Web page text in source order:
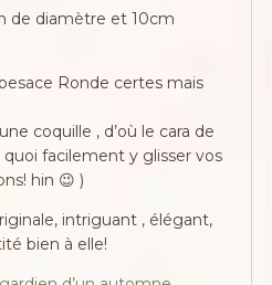
de diamètre et 10cm
Ronde certes mais
coquille , d’où le cara de
quoi facilement y glisser vos
hin 😉 )
intriguant , élégant,
bien à elle!